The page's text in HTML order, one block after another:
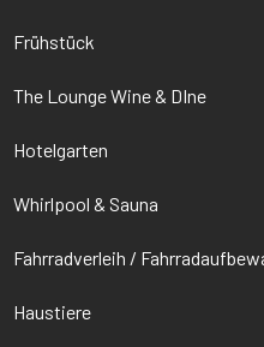
Frühstück
The Lounge Wine & DIne
Hotelgarten
Whirlpool & Sauna
Fahrradverleih /
Haustiere